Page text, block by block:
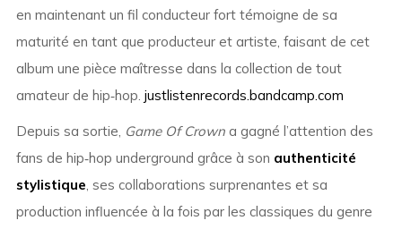
en maintenant un fil conducteur fort témoigne de sa
maturité en tant que producteur et artiste, faisant de cet
album une pièce maîtresse dans la collection de tout
amateur de hip‑hop. justlistenrecords.bandcamp.com
Depuis sa sortie, Game Of Crowna gagné l’attention des
fans de hip‑hop underground grâce à son authenticité
stylistique, ses collaborations surprenantes et sa
production influencée à la fois par les classiques du genre